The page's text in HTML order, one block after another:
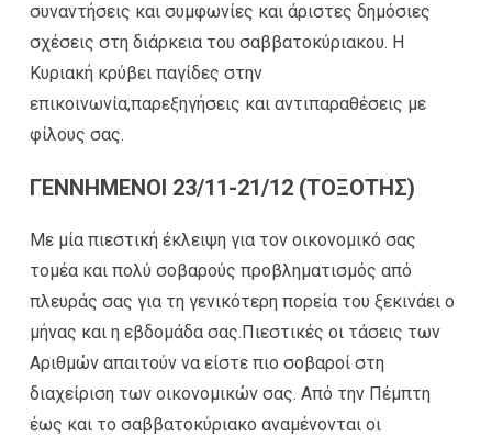
συναντήσεις και συμφωνίες και άριστες δημόσιες
σχέσεις στη διάρκεια του σαββατοκύριακου. Η
Κυριακή κρύβει παγίδες στην
επικοινωνία,παρεξηγήσεις και αντιπαραθέσεις με
φίλους σας.
ΓΕΝΝΗΜΕΝΟΙ 23/11-21/12 (ΤΟΞΟΤΗΣ)
Με μία πιεστική έκλειψη για τον οικονομικό σας
τομέα και πολύ σοβαρούς προβληματισμός από
πλευράς σας για τη γενικότερη πορεία του ξεκινάει ο
μήνας και η εβδομάδα σας.Πιεστικές οι τάσεις των
Αριθμών απαιτούν να είστε πιο σοβαροί στη
διαχείριση των οικονομικών σας. Από την Πέμπτη
έως και το σαββατοκύριακο αναμένονται οι